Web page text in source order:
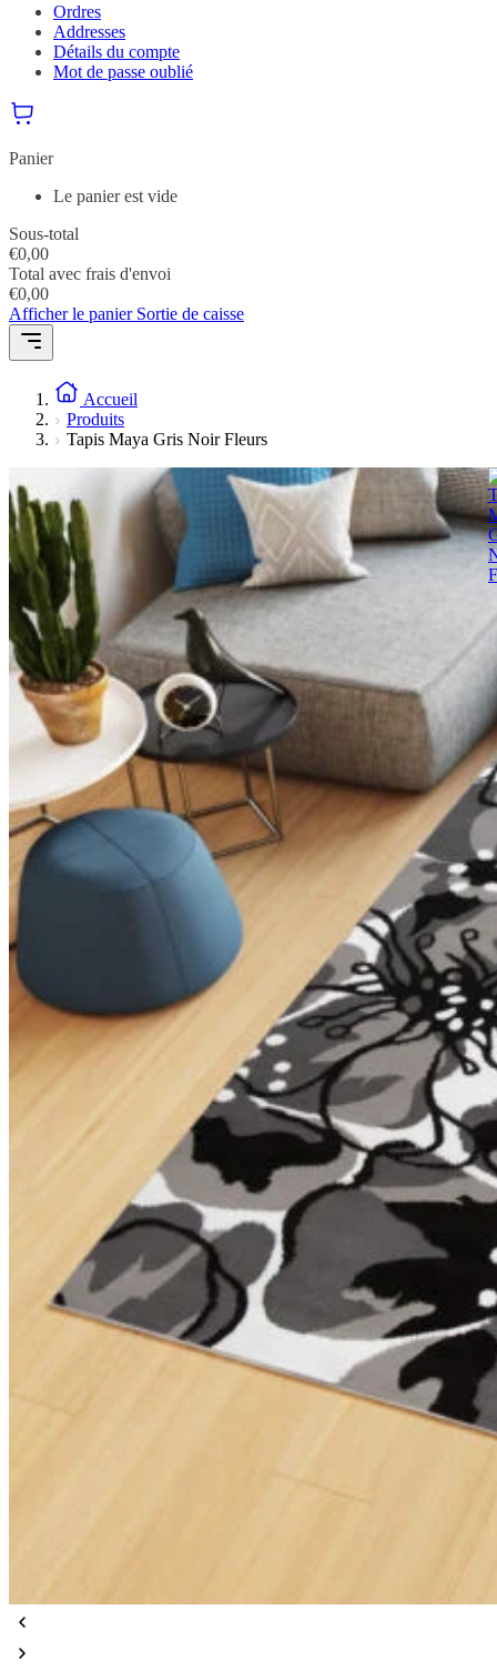
Ordres
Addresses
Détails du compte
Mot de passe oublié
Panier
Le panier est vide
Sous-total
€0,00
Total avec frais d'envoi
€0,00
Afficher le panier Sortie de caisse
Accueil
Produits
Tapis Maya Gris Noir Fleurs